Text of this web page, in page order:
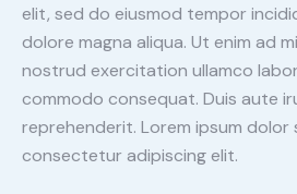
elit, sed do eiusmod tempor
dolore magna aliqua. Ut enim ad
nostrud exercitation ullamco
commodo consequat. Duis aute
reprehenderit. Lorem ipsum dolor
consectetur adipiscing elit.